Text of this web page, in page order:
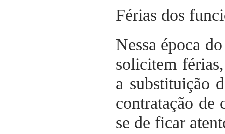
Férias dos
Nessa época
solicitem
a substituição
contratação de
se de ficar